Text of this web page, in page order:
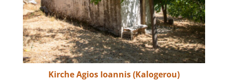
Kirche Agios Ioannis (Kalogerou)